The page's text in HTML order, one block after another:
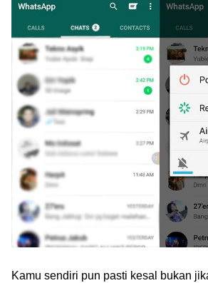
Kamu sendiri pun pasti kesal bukan